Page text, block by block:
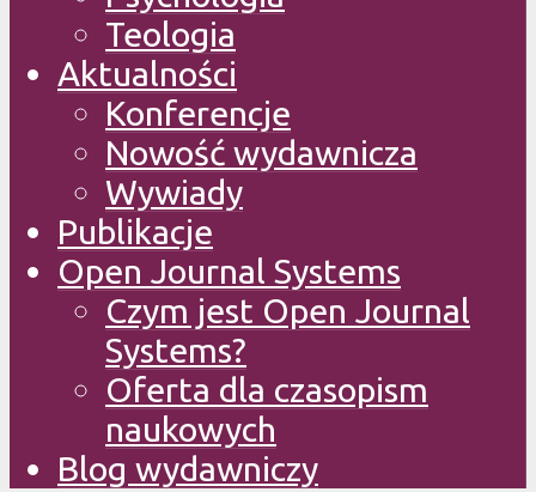
Teologia
Aktualności
Konferencje
Nowość wydawnicza
Wywiady
Publikacje
Open Journal Systems
Czym jest Open Journal
Systems?
Oferta dla czasopism
naukowych
Blog wydawniczy